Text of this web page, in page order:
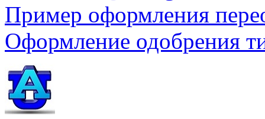
Пример оформления
Оформление одобрения